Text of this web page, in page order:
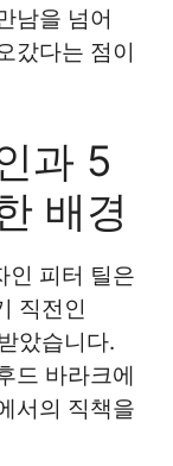
남을 넘어
갔다는 점이
과 5
배경
인 피터 틸은
직전인
았습니다.
드 바라크에
서의 직책을